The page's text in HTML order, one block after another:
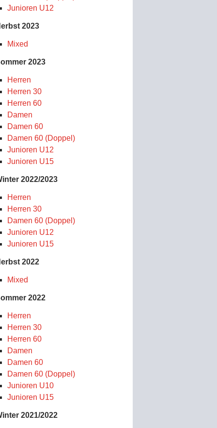
Junioren U12
2023
Mixed
2023
Herren
Herren 30
Herren 60
Damen
Damen 60
Damen 60 (Doppel)
Junioren U12
Junioren U15
2022/2023
Herren
Herren 30
Damen 60 (Doppel)
Junioren U12
Junioren U15
2022
Mixed
2022
Herren
Herren 30
Herren 60
Damen
Damen 60
Damen 60 (Doppel)
Junioren U10
Junioren U15
2021/2022